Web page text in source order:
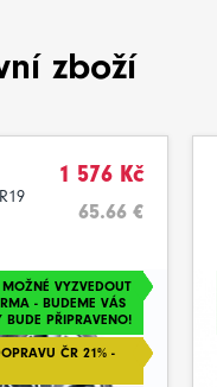
zboží
1 576 Kč
65.66 €
VYZVEDOUT
- BUDEME VÁS
PŘIPRAVENO!
ČR 21% -